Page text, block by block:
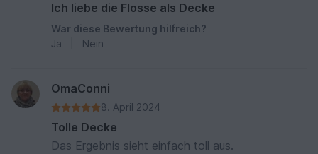
Ich liebe die Flosse als Decke
War diese Bewertung hilfreich?
Ja
Nein
OmaConni
8. April 2024
Tolle Decke
Das Ergebnis sieht einfach toll aus.